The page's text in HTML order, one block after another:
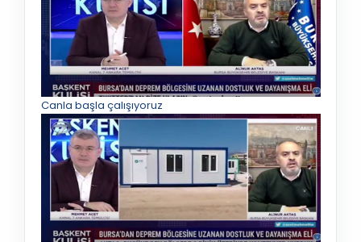
Canla başla çalışıyoruz